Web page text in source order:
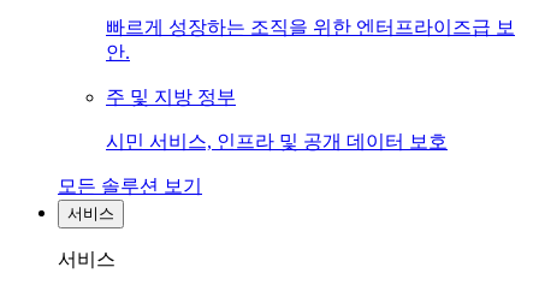
빠르게 성장하는 조직을 위한 엔터프라이즈급 보
안.
주 및 지방 정부
시민 서비스, 인프라 및 공개 데이터 보호
모든 솔루션 보기
서비스
서비스